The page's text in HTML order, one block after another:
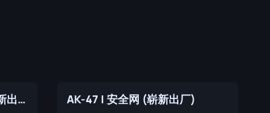
AK-47 | Searing Rage (崭新出厂) AK-47 | 安全网 (崭新出厂)